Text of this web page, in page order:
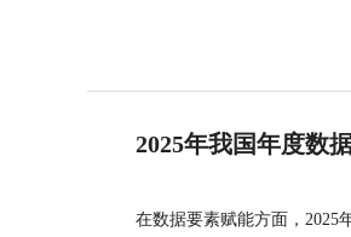
2025年我国年度数
在数据要素赋能方面，2025